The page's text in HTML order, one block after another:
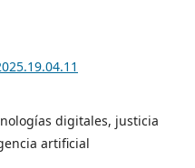
digitales, justicia
artificial